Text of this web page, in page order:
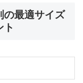
の最適サイズ
ト